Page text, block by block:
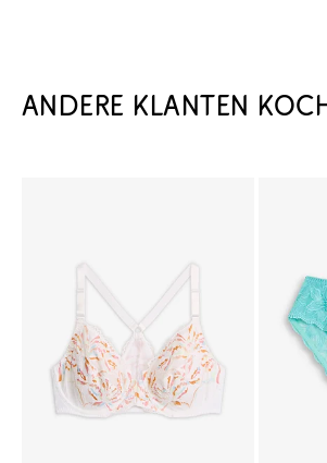
ANDERE KLANTEN